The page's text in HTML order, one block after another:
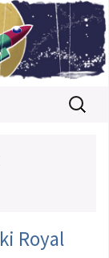
Buscar:
Royal